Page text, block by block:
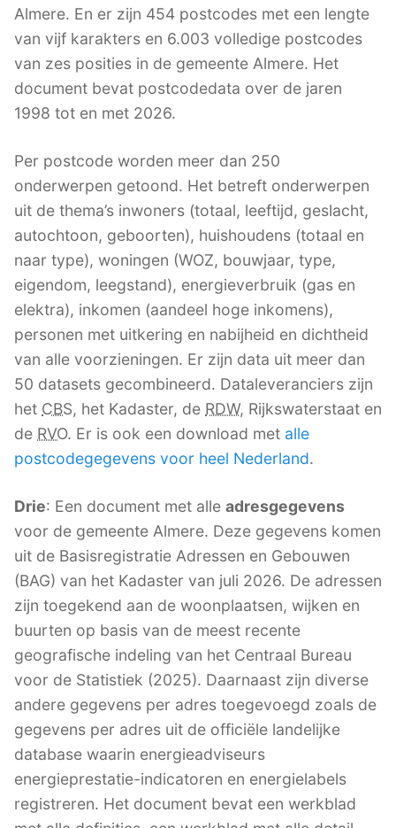
Almere. En er zijn 454 postcodes met een lengte
van vijf karakters en 6.003 volledige postcodes
van zes posities in de gemeente Almere. Het
document bevat postcodedata over de jaren
1998 tot en met 2026.
Per postcode worden meer dan 250
onderwerpen getoond. Het betreft onderwerpen
uit de thema’s inwoners (totaal, leeftijd, geslacht,
autochtoon, geboorten), huishoudens (totaal en
naar type), woningen (WOZ, bouwjaar, type,
eigendom, leegstand), energieverbruik (gas en
elektra), inkomen (aandeel hoge inkomens),
personen met uitkering en nabijheid en dichtheid
van alle voorzieningen. Er zijn data uit meer dan
50 datasets gecombineerd. Dataleveranciers zijn
het CBS, het Kadaster, de RDW, Rijkswaterstaat en
de RVO. Er is ook een download met alle
postcodegegevens voor heel Nederland.
Drie: Een document met alle adresgegevens
voor de gemeente Almere. Deze gegevens komen
uit de Basisregistratie Adressen en Gebouwen
(BAG) van het Kadaster van juli 2026. De adressen
zijn toegekend aan de woonplaatsen, wijken en
buurten op basis van de meest recente
geografische indeling van het Centraal Bureau
voor de Statistiek (2025). Daarnaast zijn diverse
andere gegevens per adres toegevoegd zoals de
gegevens per adres uit de officiële landelijke
database waarin energieadviseurs
energieprestatie-indicatoren en energielabels
registreren. Het document bevat een werkblad